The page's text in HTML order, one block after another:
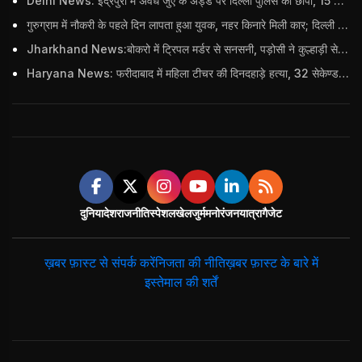
गुरुग्राम में नौकरी के पहले दिन लापता हुआ युवक, नहर किनारे मिली कार; दिल्ली पुलिस ने दर्ज की FIR
Jharkhand News:बोकरो में ट्रिपल मर्डर से सनसनी, पड़ोसी ने कुल्हाड़ी से पति-पत्नी और बहु की हत्या की
Haryana News: फरीदाबाद में महिला टीचर की दिनदहाड़े हत्या, 32 सेकेण्ड में 34 बार किया वार
दुनियादेशराजनीतिस्पेशलखेलजुर्ममनोरंजनयात्रागैजेट
ख़बर फ़ास्ट से संपर्क करेंनिजता की नीतिख़बर फ़ास्ट के बारे में
इस्तेमाल की शर्तें